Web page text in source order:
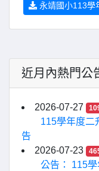
永靖國小113學
近月內熱門公
2026-07-27
115學年度二
告
2026-07-23
公告： 115